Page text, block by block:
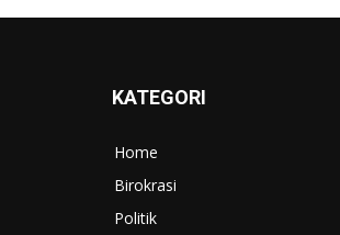
KATEGORI
Home
Birokrasi
Politik